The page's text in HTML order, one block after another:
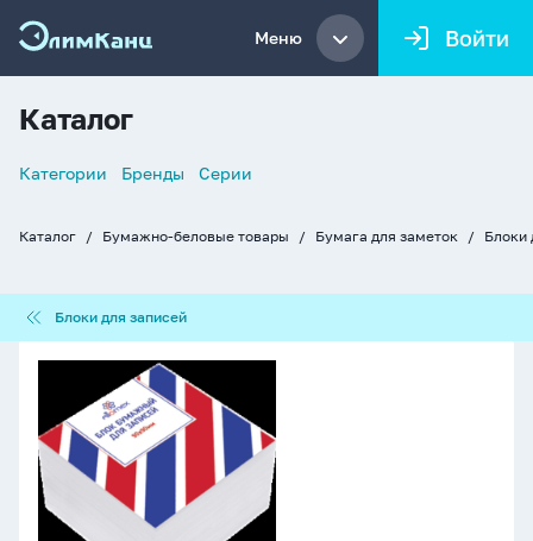
Меню Войти
Каталог
Список
Категории Бренды Серии
Каталог Бумажно-беловые товары Бумага для заметок Блоки
для
записей
Блоки для записей
для
записи
(90*90*50мм)
белый,
проклеенный,
70г/